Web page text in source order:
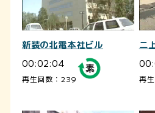
新装の北電本社ビル
00:02:04
再生回数：239
二
再